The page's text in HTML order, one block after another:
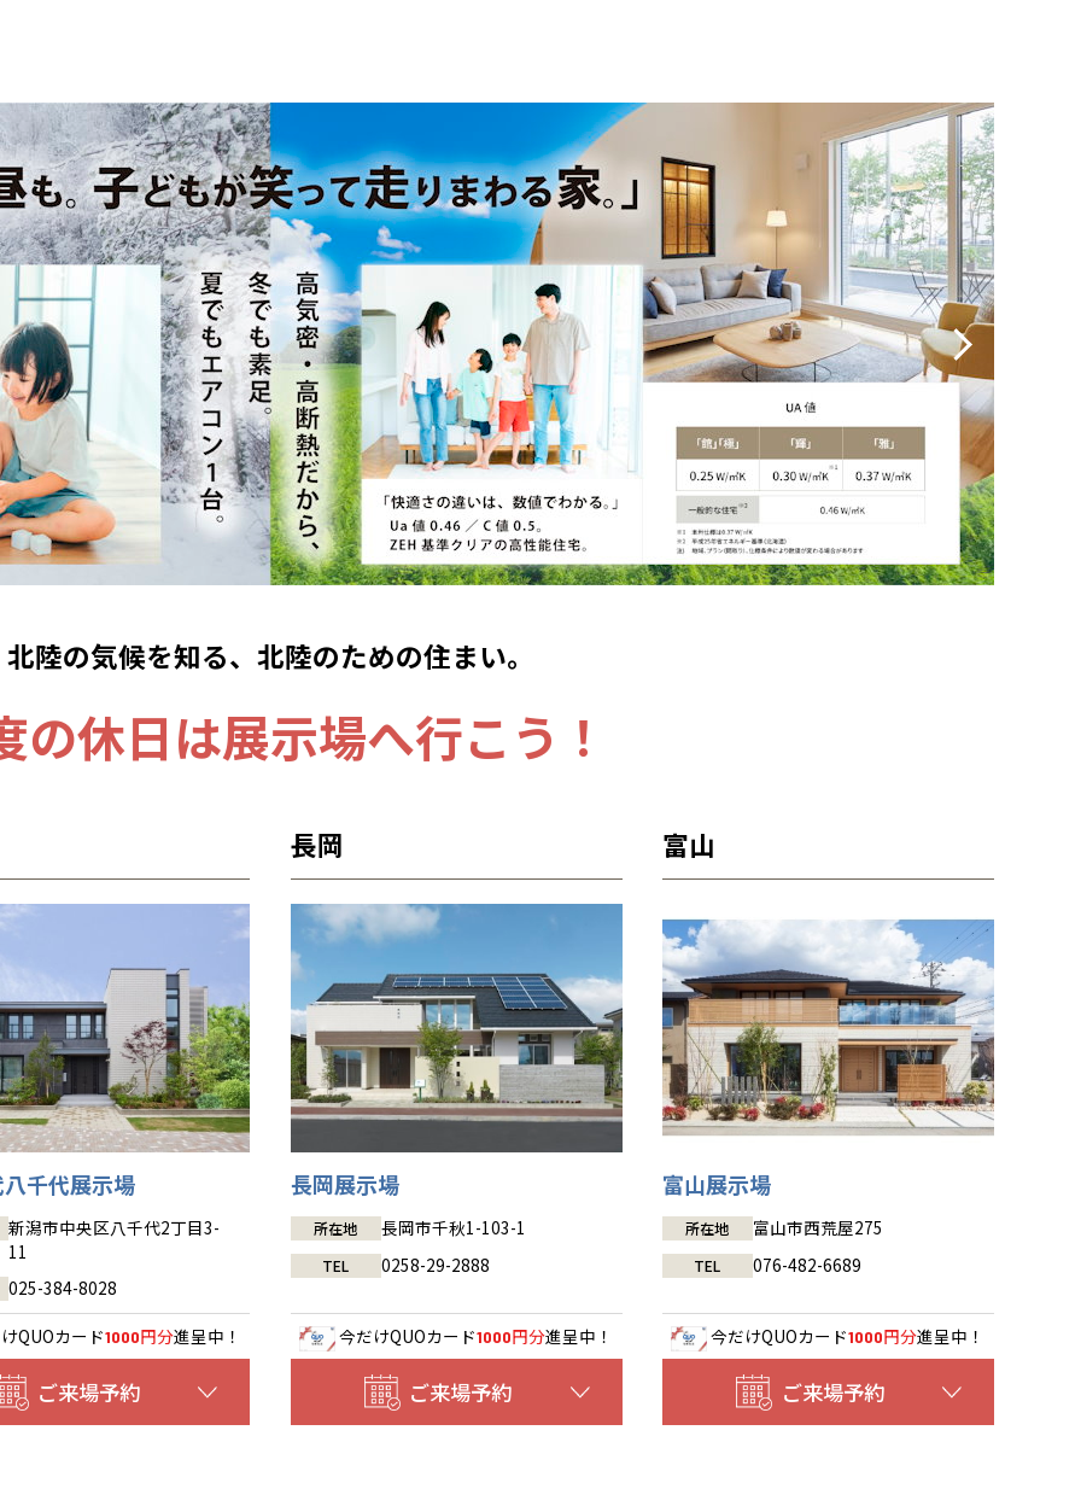
北陸の気候を知る、 北陸のための住まい。
の休日は展示場へ行こう！
千代展示場
新潟市中央区八千代2丁目3-
11
025-384-8028
QUOカード1000円分進呈中！
ご来場予約
長岡
長岡展示場
所在地 長岡市千秋1-103-1
TEL 0258-29-2888
今だけQUOカード1000円分進呈中！
ご来場予約
富山
富山展示場
所在地 富山市西荒屋275
TEL 076-482-6689
今だけQUOカード1000円分進呈中！
ご来場予約
全国の展示場
北海道
道央
道南
道東
青森
岩手
山形
宮城
福島
甲信越・北陸
山梨
長野
富山
石川
福井
東京
神奈川
埼玉
千葉
茨城
栃木
群馬
東海
愛知
岐阜
静岡
三重
近畿
大阪
京都
兵庫
奈良
滋賀
和歌山
中国・四国
岡山
香川
愛媛
鳥取
島根
九州
福岡
佐賀
熊本
大分
※現住所のある都道府県以外の建築予定地の方でも
現住所の有るお近くの展示場又は店舗にお問合せください。
移住の計画の方もご相談対応します。お気軽にご相談ください。
お近くのイベント
北海道
旭川
道南
函館
室蘭
道東
帯広
釧路
青森県
八戸
青森
岩手県
盛岡
北上
山形県
山形
宮城県
仙台
福島県
いわき
甲信越・北陸
山梨県
甲府
長野県
長野
松本
富山県
富山
石川県
福井県
福井
東京都
世田谷
八王子
神奈川県
横浜
湘南
相模
埼玉県
茨城県
水戸
小山
東海
愛知県
名古屋
豊橋
岐阜県
岐阜
静岡県
近畿
大阪府
大阪
兵庫県
姫路
中国・四国
岡山県
香川県
高松
愛媛県
九州
福岡県
福岡
佐賀県
熊本県
熊本
大分県
大分